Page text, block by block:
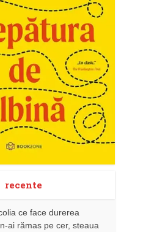
recente
ce face durerea
ai rămas pe cer, steaua